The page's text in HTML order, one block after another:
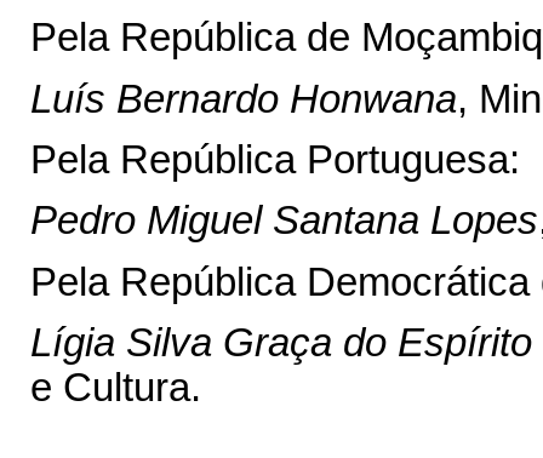
Pela República de
Luís Bernardo Honwana,
Pela República Portuguesa:
Pedro Miguel Santana Lopes
Pela República
Lígia Silva Graça do
e Cultura.